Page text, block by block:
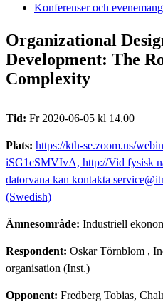
Konferenser och evenemang
Organizational
Development: The
Complexity​
Tid: Fr 2020-06-05 kl 14.00
Plats: https://kth-se.zoom.us/
iSG1cSMVIvA, http://Vid fysisk
datorvana kan kontakta
(Swedish)
Ämnesområde: Industriell
Respondent: Oskar Törnblom ,
organisation (Inst.)
Opponent: Fredberg Tobias,